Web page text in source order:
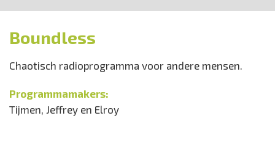
Boundless
Chaotisch radioprogramma voor andere mensen.
Programmamakers:
Tijmen, Jeffrey en Elroy